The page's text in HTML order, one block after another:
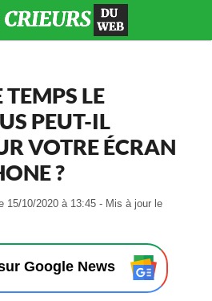
LE
PEUT-IL
VOTRE ÉCRAN
?
15/10/2020 à 13:45 - Mis à jour le
Google News